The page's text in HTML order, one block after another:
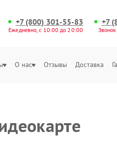
+7 (800) 301-55-83
Ежедневно, с 10:00 до 20:00
+7
О нас Отзывы Доставка